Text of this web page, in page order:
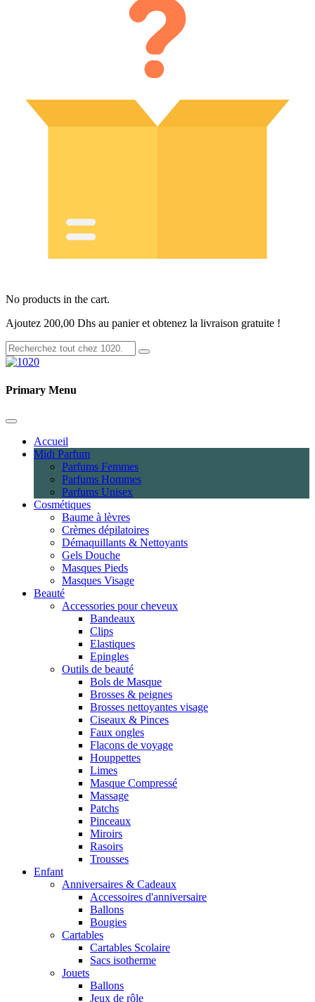
No products in the cart.
Ajoutez 200,00 Dhs au panier et obtenez la livraison gratuite !
Primary Menu
Accueil
Midi Parfum
Parfums Femmes
Parfums Hommes
Parfums Unisex
Cosmétiques
Baume à lèvres
Crèmes dépilatoires
Démaquillants & Nettoyants
Gels Douche
Masques Pieds
Masques Visage
Beauté
Accessories pour cheveux
Bandeaux
Clips
Elastiques
Epingles
Outils de beauté
Bols de Masque
Brosses & peignes
Brosses nettoyantes visage
Ciseaux & Pinces
Faux ongles
Flacons de voyage
Houppettes
Limes
Masque Compressé
Massage
Patchs
Pinceaux
Miroirs
Rasoirs
Trousses
Enfant
Anniversaires & Cadeaux
Accessoires d'anniversaire
Ballons
Bougies
Cartables
Cartables Scolaire
Sacs isotherme
Jouets
Ballons
Jeux de rôle